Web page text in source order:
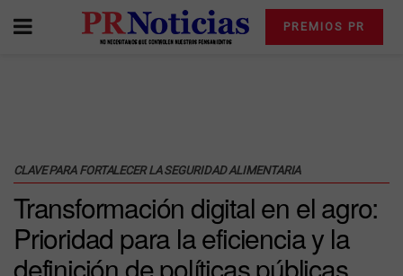
PREMIOS PR
CLAVE PARA FORTALECER LA SEGURIDAD ALIMENTARIA
Transformación digital en el agro:
Prioridad para la eficiencia y la